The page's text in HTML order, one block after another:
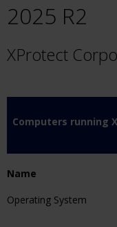
2025 R2
XProtect
Computers running
Name
Operating System